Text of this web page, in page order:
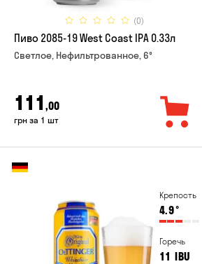
(0)
Пиво 2085-19 West Coast IPA 0.33л
Светлое, Нефильтрованное, 6°
111 ,00
грн за 1 шт
Крепость
4.9°
Горечь
11 IBU